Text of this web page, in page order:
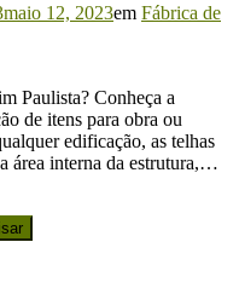
maio 12, 2023em Fábrica de
Paulista? Conheça a
de itens para obra ou
edificação, as telhas
área interna da estrutura,…